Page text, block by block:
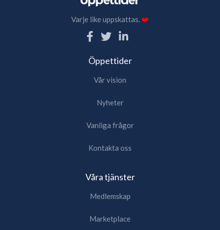
Varje like uppskattas.❤️
Öppettider
Vår vision
Nyheter
Vanliga frågor
Kontakta oss
Våra tjänster
Medlemskap
Marketplace